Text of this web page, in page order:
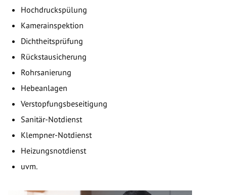
Hochdruckspülung
Kamerainspektion
Dichtheitsprüfung
Rückstausicherung
Rohrsanierung
Hebeanlagen
Verstopfungsbeseitigung
Sanitär-Notdienst
Klempner-Notdienst
Heizungsnotdienst
uvm.